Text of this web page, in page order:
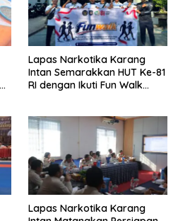
Lapas Narkotika Karang
Intan Semarakkan HUT Ke-81
RI dengan Ikuti Fun Walk
Lapas Narkotika Karang